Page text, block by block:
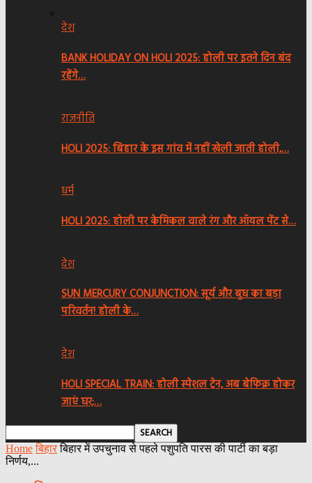
देश
BANK HOLIDAY ON HOLI 2025: होली पर इतने दिन बंद
रहेंगे…
राजनीति
HOLI 2025: बिहार के इस गांव में नहीं खेली जाती होली,…
धर्म
HOLI 2025: होली पर केमिकल वाले रंग और ऑयल पेंट से…
देश
SUN MERCURY CONJUNCTION: सूर्य और बुध का बड़ा
परिवर्तन! होली के…
देश
HOLI SPECIAL TRAIN: होली स्पेशल ट्रेन, अब बेफिक्र होकर
जाएं घर;…
Home बिहार बिहार में उपचुनाव से पहले पशुपति पारस की पार्टी का बड़ा
निर्णय,...